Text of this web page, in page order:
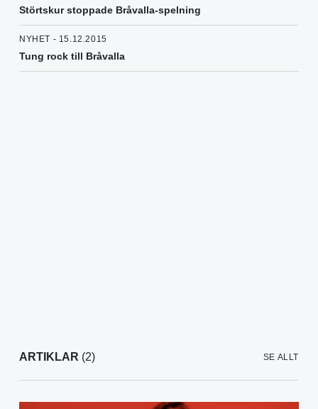
Störtskur stoppade Bråvalla-spelning
NYHET - 15.12.2015
Tung rock till Bråvalla
ARTIKLAR (2) SE ALLT